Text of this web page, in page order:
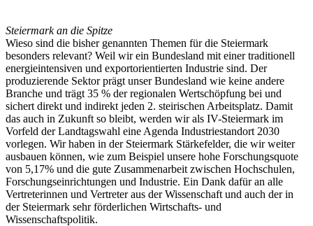
Steiermark an die Spitze
Wieso sind die bisher genannten Themen für die Steiermark
besonders relevant? Weil wir ein Bundesland mit einer traditionell
energieintensiven und exportorientierten Industrie sind. Der
produzierende Sektor prägt unser Bundesland wie keine andere
Branche und trägt 35 % der regionalen Wertschöpfung bei und
sichert direkt und indirekt jeden 2. steirischen Arbeitsplatz. Damit
das auch in Zukunft so bleibt, werden wir als IV-Steiermark im
Vorfeld der Landtagswahl eine Agenda Industriestandort 2030
vorlegen. Wir haben in der Steiermark Stärkefelder, die wir weiter
ausbauen können, wie zum Beispiel unsere hohe Forschungsquote
von 5,17% und die gute Zusammenarbeit zwischen Hochschulen,
Forschungseinrichtungen und Industrie. Ein Dank dafür an alle
Vertreterinnen und Vertreter aus der Wissenschaft und auch der in
der Steiermark sehr förderlichen Wirtschafts- und
Wissenschaftspolitik.